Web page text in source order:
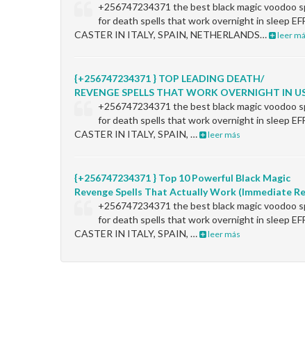
+256747234371 the best black magic voodoo
for death spells that work overnight in sleep
CASTER IN ITALY, SPAIN, NETHERLANDS…
leer
{+256747234371 } TOP LEADING DEATH/
REVENGE SPELLS THAT WORK OVERNIGHT IN
+256747234371 the best black magic voodoo
for death spells that work overnight in sleep
CASTER IN ITALY, SPAIN, …
leer más
{+256747234371 } Top 10 Powerful Black Magic
Revenge Spells That Actually Work (Immediate
+256747234371 the best black magic voodoo
for death spells that work overnight in sleep
CASTER IN ITALY, SPAIN, …
leer más